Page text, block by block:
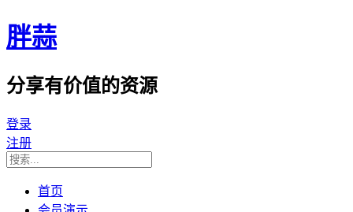
胖蒜
分享有价值的资源
登录
注册
首页